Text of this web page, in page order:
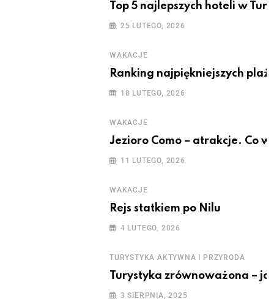
Top 5 najlepszych hoteli w
25 LUTEGO, 2026
WAKACJE
Ranking najpiękniejszych plaż
18 LUTEGO, 2026
WAKACJE
Jezioro Como – atrakcje. Co
11 LUTEGO, 2026
WAKACJE
Rejs statkiem po Nilu
4 LUTEGO, 2026
TURYSTYKA AKTYWNA I PRZYRODA
Turystyka zrównoważona –
3 SIERPNIA, 2025